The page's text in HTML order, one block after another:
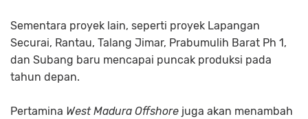
Sementara proyek lain, seperti proyek Lapangan
Securai, Rantau, Talang Jimar, Prabumulih Barat Ph 1,
dan Subang baru mencapai puncak produksi pada
tahun depan.
Pertamina West Madura Offshore juga akan menambah